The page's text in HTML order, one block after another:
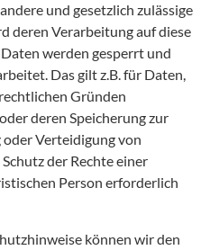
und gesetzlich zulässige
deren Verarbeitung auf diese
werden gesperrt und
Das gilt z.B. für Daten,
Gründen
deren Speicherung zur
Verteidigung von
der Rechte einer
Person erforderlich
können wir den